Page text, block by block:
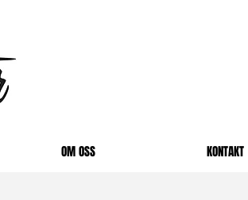
OM OSS KONTAKT